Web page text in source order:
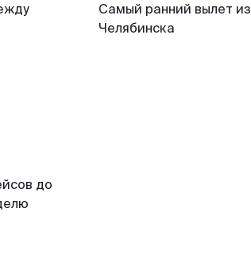
Самый ранний вылет из
Челябинска
до